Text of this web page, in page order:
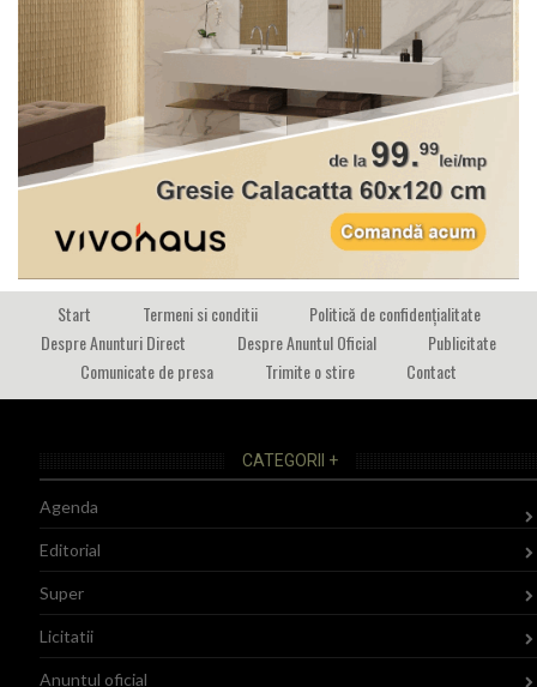
Start Termeni si conditii
Politică de confidențialitate
Despre Anunturi Direct
Despre Anuntul Oficial
Publicitate
Comunicate de presa
Trimite o stire Contact
CATEGORII +
Agenda
Editorial
Super
Licitatii
Anuntul oficial